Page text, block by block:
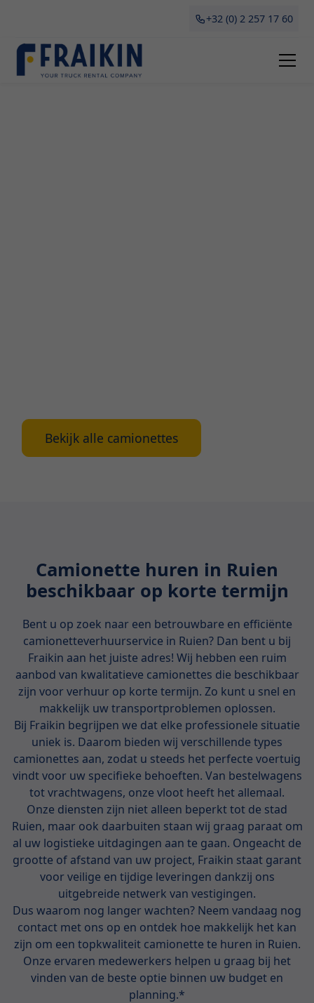
+32 (0) 2 257 17 60
Bekijk alle camionettes
Camionette huren in Ruien
beschikbaar op korte termijn
Bent u op zoek naar een betrouwbare en efficiënte
camionetteverhuurservice in Ruien? Dan bent u bij
Fraikin aan het juiste adres! Wij hebben een ruim
aanbod van kwalitatieve camionettes die beschikbaar
zijn voor verhuur op korte termijn. Zo kunt u snel en
makkelijk uw transportproblemen oplossen.
Bij Fraikin begrijpen we dat elke professionele situatie
uniek is. Daarom bieden wij verschillende types
camionettes aan, zodat u steeds het perfecte voertuig
vindt voor uw specifieke behoeften. Van bestelwagens
tot vrachtwagens, onze vloot heeft het allemaal.
Onze diensten zijn niet alleen beperkt tot de stad
Ruien, maar ook daarbuiten staan wij graag paraat om
al uw logistieke uitdagingen aan te gaan. Ongeacht de
grootte of afstand van uw project, Fraikin staat garant
voor veilige en tijdige leveringen dankzij ons
uitgebreide netwerk van vestigingen.
Dus waarom nog langer wachten? Neem vandaag nog
contact met ons op en ontdek hoe makkelijk het kan
zijn om een topkwaliteit camionette te huren in Ruien.
Onze ervaren medewerkers helpen u graag bij het
vinden van de beste optie binnen uw budget en
planning.*